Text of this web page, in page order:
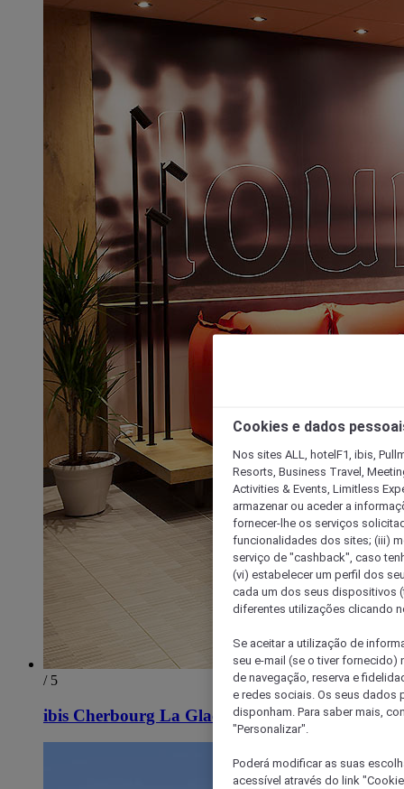
/ 5
ibis Cherbourg La Glacerie
Cookies e dados
Nos sites ALL, hotelF1, ibis,
Resorts, Business Travel,
Activities & Events, Limitless
armazenar ou aceder a
fornecer-lhe os serviços
funcionalidades dos sites; (iii)
serviço de "cashback", caso
(vi) estabelecer um perfil dos
cada um dos seus dispositivos
diferentes utilizações clicando
Se aceitar a utilização de
seu e-mail (se o tiver
de navegação, reserva e
e redes sociais. Os seus dados
disponham. Para saber mais,
"Personalizar".
Poderá modificar as suas
acessível através do link